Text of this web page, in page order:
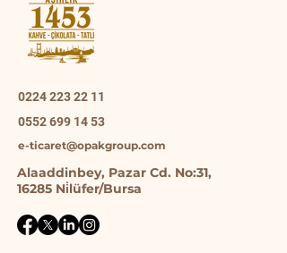
0224 223 22 11
0552 699 14 53
e-ticaret@opakgroup.com
Alaaddinbey, Pazar Cd. No:31,
16285 Ni̇lüfer/Bursa